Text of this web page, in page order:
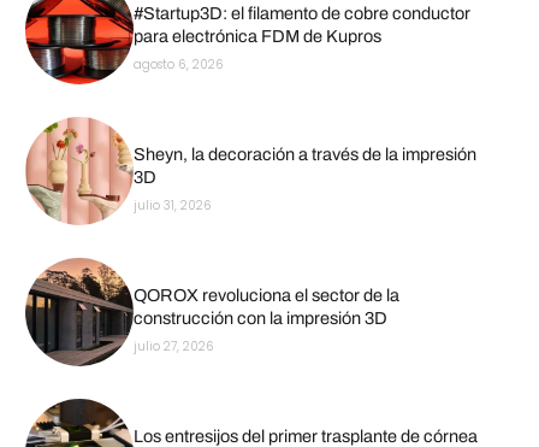
#Startup3D: el filamento de cobre conductor
para electrónica FDM de Kupros
agosto 6, 2026
Sheyn, la decoración a través de la impresión
3D
julio 31, 2026
QOROX revoluciona el sector de la
construcción con la impresión 3D
julio 27, 2026
Los entresijos del primer trasplante de córnea